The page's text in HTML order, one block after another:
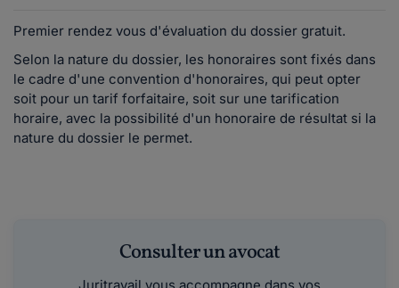
Premier rendez vous d'évaluation du dossier gratuit.
Selon la nature du dossier, les honoraires sont fixés dans
le cadre d'une convention d'honoraires, qui peut opter
soit pour un tarif forfaitaire, soit sur une tarification
horaire, avec la possibilité d'un honoraire de résultat si la
nature du dossier le permet.
Consulter un avocat